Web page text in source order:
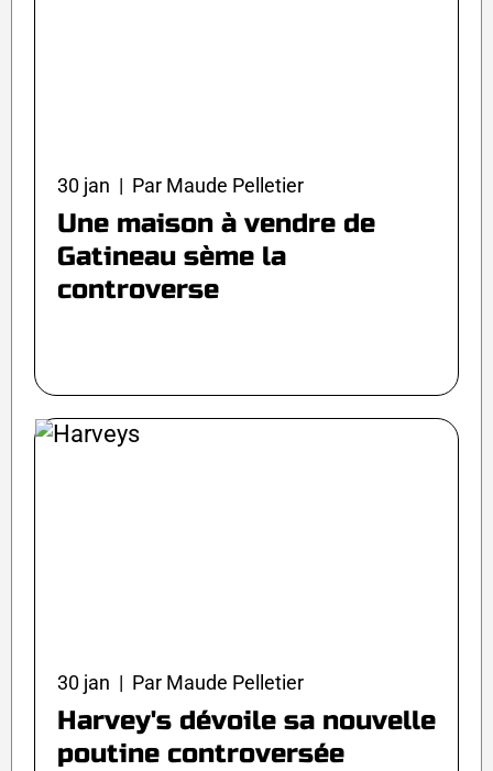
30 jan | Par Maude Pelletier
Une maison à vendre de
Gatineau sème la
controverse
30 jan | Par Maude Pelletier
Harvey's dévoile sa nouvelle
poutine controversée